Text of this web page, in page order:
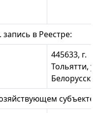
в Реестре:
445633, г.
Тольятти,
субъекте: